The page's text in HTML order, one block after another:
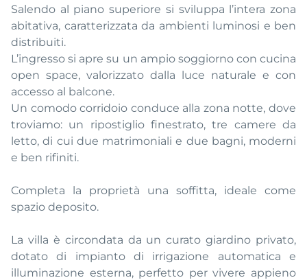
Salendo al piano superiore si sviluppa l’intera zona
abitativa, caratterizzata da ambienti luminosi e ben
distribuiti.
L’ingresso si apre su un ampio soggiorno con cucina
open space, valorizzato dalla luce naturale e con
accesso al balcone.
Un comodo corridoio conduce alla zona notte, dove
troviamo: un ripostiglio finestrato, tre camere da
letto, di cui due matrimoniali e due bagni, moderni
e ben rifiniti.
Completa la proprietà una soffitta, ideale come
spazio deposito.
La villa è circondata da un curato giardino privato,
dotato di impianto di irrigazione automatica e
illuminazione esterna, perfetto per vivere appieno